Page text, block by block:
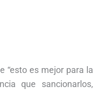
“esto es mejor para la
que sancionarlos,